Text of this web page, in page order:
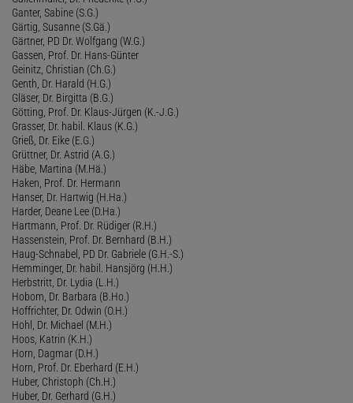
Ganter, Sabine (S.G.)
Gärtig, Susanne (S.Gä.)
Gärtner, PD Dr. Wolfgang (W.G.)
Gassen, Prof. Dr. Hans-Günter
Geinitz, Christian (Ch.G.)
Genth, Dr. Harald (H.G.)
Gläser, Dr. Birgitta (B.G.)
Götting, Prof. Dr. Klaus-Jürgen (K.-J.G.)
Grasser, Dr. habil. Klaus (K.G.)
Grieß, Dr. Eike (E.G.)
Grüttner, Dr. Astrid (A.G.)
Häbe, Martina (M.Hä.)
Haken, Prof. Dr. Hermann
Hanser, Dr. Hartwig (H.Ha.)
Harder, Deane Lee (D.Ha.)
Hartmann, Prof. Dr. Rüdiger (R.H.)
Hassenstein, Prof. Dr. Bernhard (B.H.)
Haug-Schnabel, PD Dr. Gabriele (G.H.-S.)
Hemminger, Dr. habil. Hansjörg (H.H.)
Herbstritt, Dr. Lydia (L.H.)
Hobom, Dr. Barbara (B.Ho.)
Hoffrichter, Dr. Odwin (O.H.)
Hohl, Dr. Michael (M.H.)
Hoos, Katrin (K.H.)
Horn, Dagmar (D.H.)
Horn, Prof. Dr. Eberhard (E.H.)
Huber, Christoph (Ch.H.)
Huber, Dr. Gerhard (G.H.)